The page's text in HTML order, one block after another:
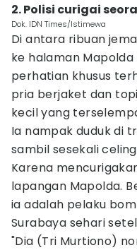
2. Polisi curigai
Dok. IDN Times/Istimewa
Di antara ribuan
ke halaman
perhatian khusus
pria berjaket dan
kecil yang
Ia nampak duduk di
sambil sesekali
Karena
lapangan Mapolda.
ia adalah pelaku
Surabaya sehari
"Dia (Tri Murtiono)